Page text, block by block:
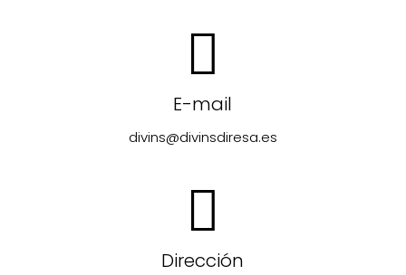
E-mail
divins@divinsdiresa.es
Dirección